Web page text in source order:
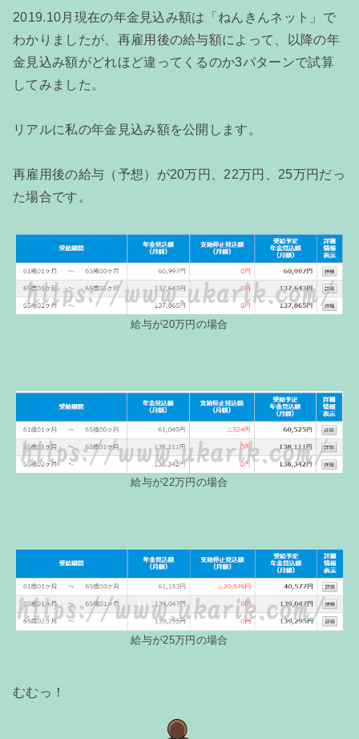
2019.10月現在の年金見込み額は「ねんきんネット」で
わかりましたが、再雇用後の給与額によって、以降の年
金見込み額がどれほど違ってくるのか3パターンで試算
してみました。
リアルに私の年金見込み額を公開します。
再雇用後の給与（予想）が20万円、22万円、25万円だっ
た場合です。
給与が20万円の場合
給与が22万円の場合
給与が25万円の場合
むむっ！